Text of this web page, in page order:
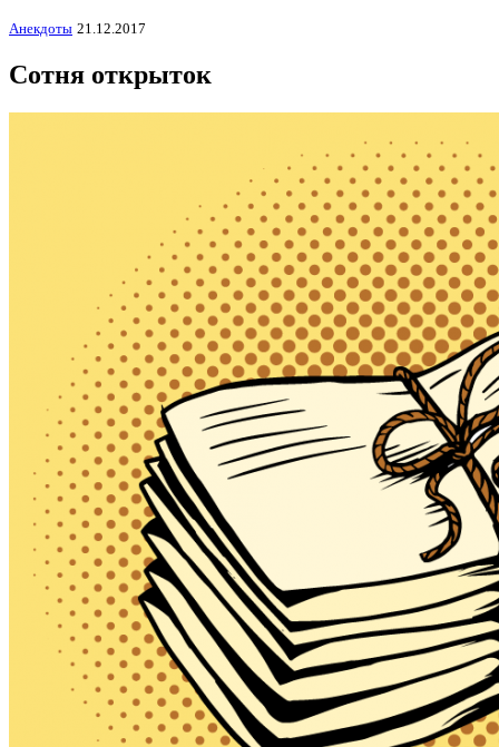
Анекдоты 21.12.2017
Сотня открыток